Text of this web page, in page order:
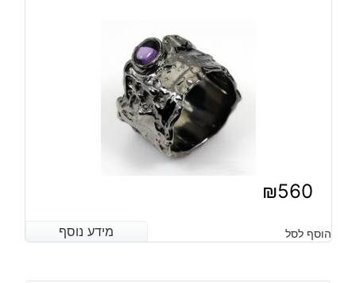
ורודיום
שחור
₪560
מידע נוסף הוסף לסל מידע נוסף